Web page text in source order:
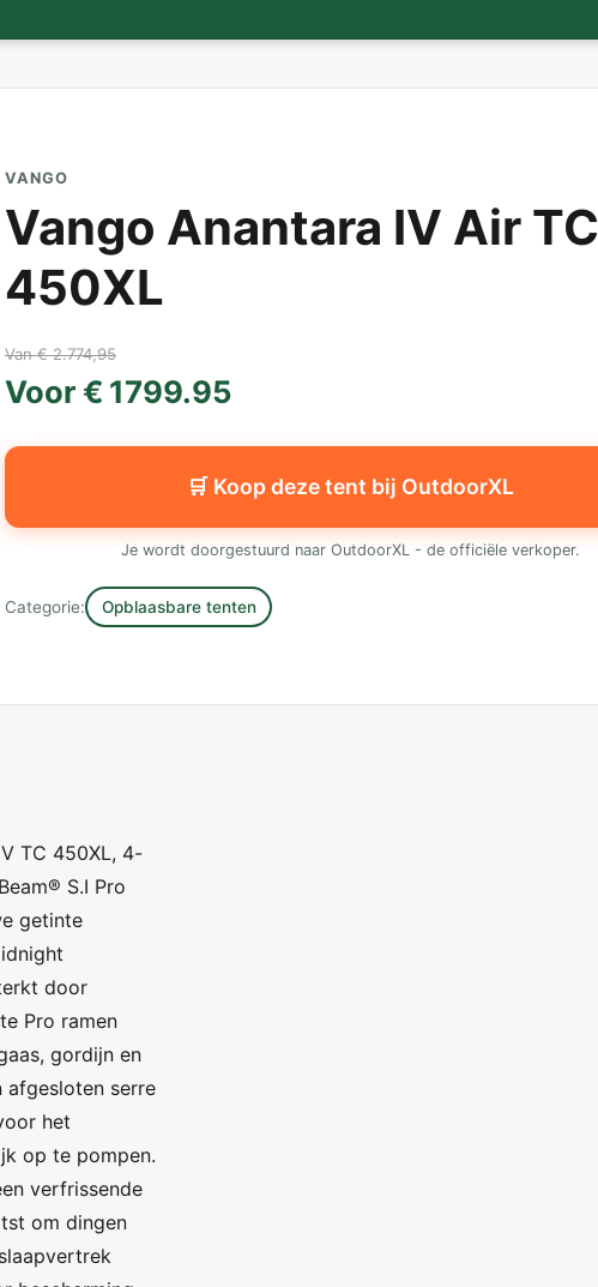
VANGO
Vango Anantara IV Air TC
450XL
Van € 2.774,95
Voor € 1799.95
🛒 Koop deze tent bij OutdoorXL
Je wordt doorgestuurd naar OutdoorXL - de officiële verkoper.
Categorie: Opblaasbare tenten
TC 450XL, 4-
S.I Pro
getinte
door
Pro ramen
gordijn en
afgesloten serre
het
op te pompen.
verfrissende
om dingen